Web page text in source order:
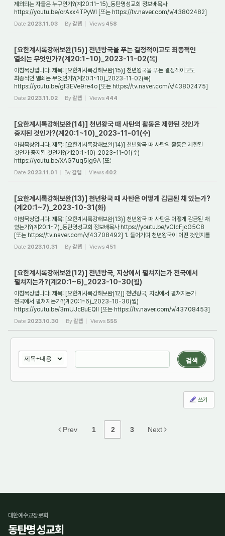
제외되는 자들은 누구인가?(계20:11~15)_동탄명성교회 정보배목사
https://youtu.be/orAxx4TPyWI [또는 https://tv.naver.com/v/43802482]
1. 들어가며 천년왕국은 보상의 때다. ...
Date 2023.11.03 By갈렙 Views 458
[요한계시록강해보완(15)] 천년왕국을 푸는 결정적이고도 최종적인
열쇠는 무엇인가?(계20:1~10)_2023-11-02(목)
아침묵상입니다. 제목: [요한계시록강해보완(15)] 천년왕국을 푸는 결정적이고도
최종적인 열쇠는 무엇인가?(계20:1~10)_2023-11-02(목)
https://youtu.be/gf3EVe9re4o [또는 https://tv.naver.com/v/43802475]
1. 들어가며 천년왕국이 존재하는 목적은 무엇인...
Date 2023.11.02 By갈렙 Views 444
[요한계시록강해보완(14)] 천년왕국 때 사탄의 활동은 제한된 것인가
중지된 것인가?(계20:1~10)_2023-11-01(수)
아침묵상입니다. 제목: [요한계시록강해보완(14)] 천년왕국 때 사탄의 활동은 제한된
것인가 중지된 것인가?(계20:1~10)_2023-11-01(수)
https://youtu.be/XAG7uq5lg9A [또는
https://tv.naver.com/v/43709729] 1. 들어가며 천년왕국을 이해하는 데 있어서
Date 2023.11.01 By갈렙 Views 402
[요한계시록강해보완(13)] 천년왕국 때 사탄은 어떻게 감금된 채 있는가?
(계20:1~7)_2023-10-31(화)
아침묵상입니다. 제목: [요한계시록강해보완(13)] 천년왕국 때 사탄은 어떻게 감금된 채
있는가?(계20:1~7)_동탄명성교회 정보배목사 https://youtu.be/vClcFjcG5C8
[또는 https://tv.naver.com/v/43708492] 1. 들어가며 천년왕국이 어떤 것인지를
풀 수 있는 ...
Date 2023.10.31 By갈렙 Views 451
[요한계시록강해보완(12)] 천년왕국, 지상에서 펼쳐지는가 천국에서
펼쳐지는가?(계20:1~6)_2023-10-30(월)
아침묵상입니다. 제목: [요한계시록강해보완(12)] 천년왕국, 지상에서 펼쳐지는가
천국에서 펼쳐지는가?(계20:1~6)_2023-10-30(월)
https://youtu.be/3mUJcBuEQlI [또는 https://tv.naver.com/v/43708453]
1. 들어가며 요한계시록 20장에 보면, 천 년 동안 왕 ...
Date 2023.10.30 By갈렙 Views 555
검색
쓰기
Prev 1 2 3 Next
대한예수교장로회
동탄명성교회